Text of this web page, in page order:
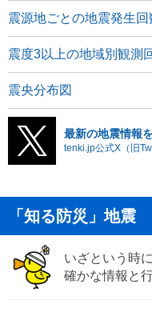
震源地ごとの地震発生回
震度3以上の地域別観測
震央分布図
最新の地震情報
tenki.jp公式X（旧
「知る防災」地震
いざという時
確かな情報と